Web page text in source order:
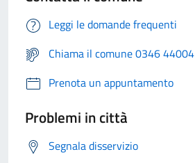
Leggi le domande frequenti
Chiama il comune 0346 44004
Prenota un appuntamento
Problemi in città
Segnala disservizio